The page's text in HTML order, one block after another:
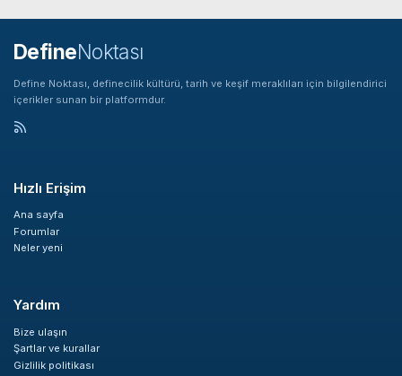
DefineNoktası
Define Noktası, definecilik kültürü, tarih ve keşif meraklıları için bilgilendirici
içerikler sunan bir platformdur.
Hızlı Erişim
Ana sayfa
Forumlar
Neler yeni
Yardım
Bize ulaşın
Şartlar ve kurallar
Gizlilik politikası